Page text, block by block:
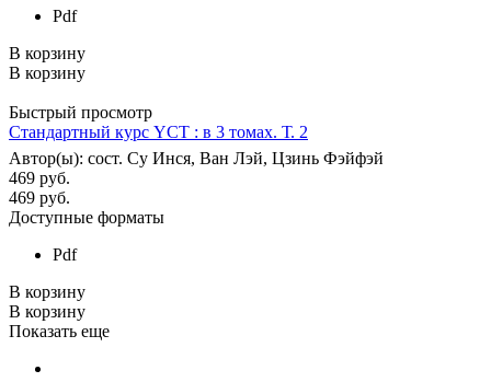
Pdf
В корзину
В корзину
Быстрый просмотр
Стандартный курс YCT : в 3 томах. Т. 2
Автор(ы): сост. Су Инся, Ван Лэй, Цзинь Фэйфэй
469 руб.
469 руб.
Доступные форматы
Pdf
В корзину
В корзину
Показать еще